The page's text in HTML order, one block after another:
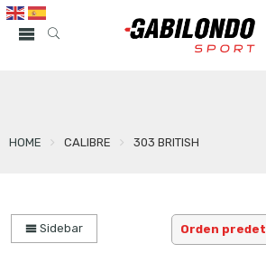
HOME CALIBRE 303 BRITISH
Sidebar